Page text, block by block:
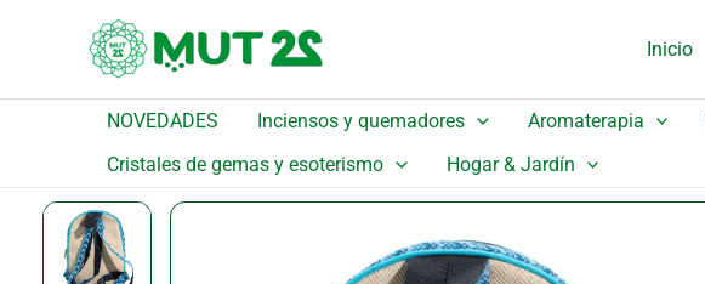
Inicio
NOVEDADES Inciensos y quemadores Aromaterapia
Cristales de gemas y esoterismo
Hogar & Jardín